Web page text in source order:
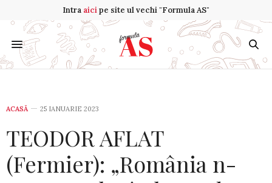
Intra aicipe site ul vechi "Formula AS"
ACASĂ 25 IANUARIE 2023
TEODOR AFLAT
(Fermier): „România n-